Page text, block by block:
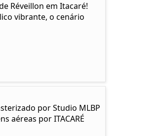
Réveillon em Itacaré!
vibrante, o cenário
por Studio MLBP
aéreas por ITACARÉ